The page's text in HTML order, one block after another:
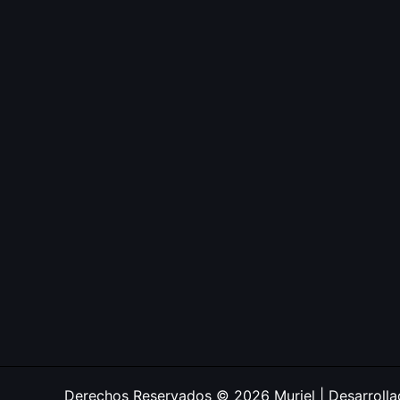
Derechos Reservados © 2026 Muriel |